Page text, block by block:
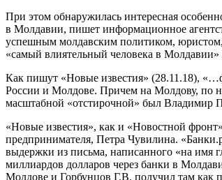
При этом обнаружилась интересная
в Молдавии, пишет информационное
успешным молдавским политиком, юристом,
«самый влиятельный человека в
Как пишут «Новые известия» (28.11.18),
России и Молдове. Причем на Молдову, по
масштабной «отстирочной» был Владимир
«Новые известия», как и «Новостной
предпринимателя, Петра Чувилина.
выдержки из письма, написанного «на имя
миллиардов долларов через банки в
Молдове и Горбунцов Г.В. получил там как